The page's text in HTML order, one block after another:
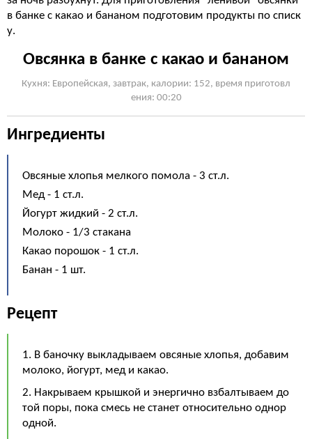
в банке с какао и бананом подготовим продукты по списк
у.
Овсянка в банке с какао и бананом
Кухня: Европейская, завтрак, калории: 152, время приготовл
ения: 00:20
Ингредиенты
Овсяные хлопья мелкого помола - 3 ст.л.
Мед - 1 ст.л.
Йогурт жидкий - 2 ст.л.
Молоко - 1/3 стакана
Какао порошок - 1 ст.л.
Банан - 1 шт.
Рецепт
1. В баночку выкладываем овсяные хлопья, добавим
молоко, йогурт, мед и какао.
2. Накрываем крышкой и энергично взбалтываем до
той поры, пока смесь не станет относительно однор
одной.